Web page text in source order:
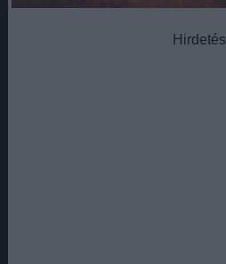
Hirdetés